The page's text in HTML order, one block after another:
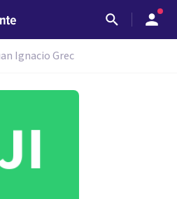
Ignacio Grec